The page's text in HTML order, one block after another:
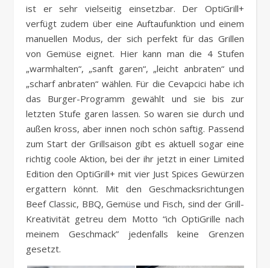
ist er sehr vielseitig einsetzbar. Der OptiGrill+
verfügt zudem über eine Auftaufunktion und einem
manuellen Modus, der sich perfekt für das Grillen
von Gemüse eignet. Hier kann man die 4 Stufen
„warmhalten“, „sanft garen“, „leicht anbraten“ und
„scharf anbraten“ wählen. Für die Cevapcici habe ich
das Burger-Programm gewählt und sie bis zur
letzten Stufe garen lassen. So waren sie durch und
außen kross, aber innen noch schön saftig. Passend
zum Start der Grillsaison gibt es aktuell sogar eine
richtig coole Aktion, bei der ihr jetzt in einer Limited
Edition den OptiGrill+ mit vier Just Spices Gewürzen
ergattern könnt. Mit den Geschmacksrichtungen
Beef Classic, BBQ, Gemüse und Fisch, sind der Grill-
Kreativität getreu dem Motto “ich OptiGrille nach
meinem Geschmack” jedenfalls keine Grenzen
gesetzt.